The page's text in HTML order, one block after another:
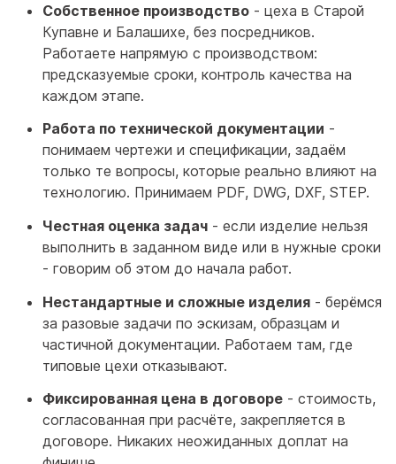
Собственное производство - цеха в Старой
Купавне и Балашихе, без посредников.
Работаете напрямую с производством:
предсказуемые сроки, контроль качества на
каждом этапе.
Работа по технической документации -
понимаем чертежи и спецификации, задаём
только те вопросы, которые реально влияют на
технологию. Принимаем PDF, DWG, DXF, STEP.
Честная оценка задач - если изделие нельзя
выполнить в заданном виде или в нужные сроки
- говорим об этом до начала работ.
Нестандартные и сложные изделия - берёмся
за разовые задачи по эскизам, образцам и
частичной документации. Работаем там, где
типовые цехи отказывают.
Фиксированная цена в договоре - стоимость,
согласованная при расчёте, закрепляется в
договоре. Никаких неожиданных доплат на